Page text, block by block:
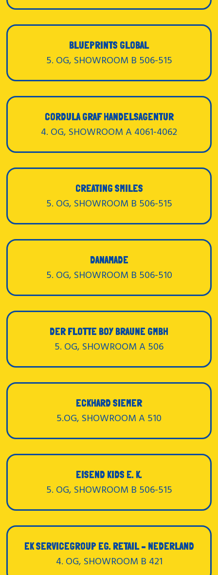
BLUEPRINTS GLOBAL
5. OG, SHOWROOM B 506-515
CORDULA GRAF HANDELSAGENTUR
4. OG, SHOWROOM A 4061-4062
CREATING SMILES
5. OG, SHOWROOM B 506-515
DANAMADE
5. OG, SHOWROOM B 506-510
DER FLOTTE BOY BRAUNE GMBH
5. OG, SHOWROOM A 506
ECKHARD SIEMER
5.OG, SHOWROOM A 510
EISEND KIDS E. K.
5. OG, SHOWROOM B 506-515
EK SERVICEGROUP EG. RETAIL – NEDERLAND
4. OG, SHOWROOM B 421